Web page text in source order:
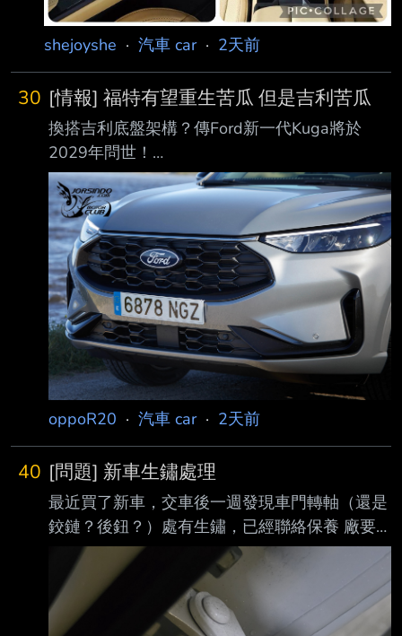
shejoyshe · 汽車 car· 2天前
30 [情報] 福特有望重生苦瓜 但是吉利苦瓜
換搭吉利底盤架構？傳Ford新一代Kuga將於
2029年問世！
https://forum.jorsindo.com/thread-2582222-1-
1.html — https://i.imgur.com/4RmmWA0.jpeg
歐洲福特中型休旅支柱Kuga車系，現行第三代
車型(2019年問世)已在市場打滾好一段時日，
此車近期也被外界瞧見已悄悄在台停售，市場地
位被同門的Territory所接替。不過別以為 此車即
將揮別車壇。事實上，現役第三代版本預計還將
在歐洲一路銷售至2029年底，並委由 品牌西
oppoR20 · 汽車 car· 2天前
40 [問題] 新車生鏽處理
最近買了新車，交車後一週發現車門轉軸（還是
鉸鏈？後鈕？）處有生鏽，已經聯絡保養 廠要
處理，想問問看一般這種情況會怎麼處理？（據
業務詢問應該會磨掉生鏽的部分再補 漆）有可
能把生鏽的零件換掉嗎？
https://meee.com.tw/pHju79J --